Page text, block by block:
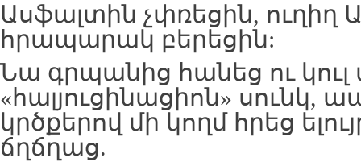
Ասֆալտին չփռեցին, ուղիղ
հրապարակ բերեցին:
Նա գրպանից հանեց ու կուլ
«հալյուցինացիոն» սունկ,
կրծքերով մի կողմ հրեց
ճղճղաց.